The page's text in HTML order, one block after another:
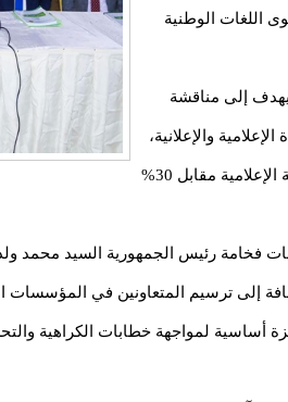
اللغات الوطنية
يهدف إلى مناقشة
والإعلانية،
بما يضمن احترام المقتضيات القانونية التي تمنح الأغلبية نسبة 70% من التغطية الإعلامية مقابل 30%
فخامة رئيس الجمهورية السيد محمد
إلى ترسيم المتعاونين في المؤسسات
أساسية لمواجهة خطابات الكراهية